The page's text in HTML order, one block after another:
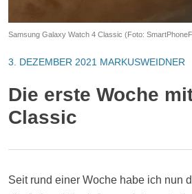
Samsung Galaxy Watch 4 Classic (Foto:
3. DEZEMBER 2021 MARKUSWEIDNER
Die erste Woche
Classic
Seit rund einer Woche habe ich nun